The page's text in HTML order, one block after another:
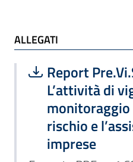
ALLEGATI
Scarica file:
Report
L’attività di
rischio e
imprese
Formato PDF —